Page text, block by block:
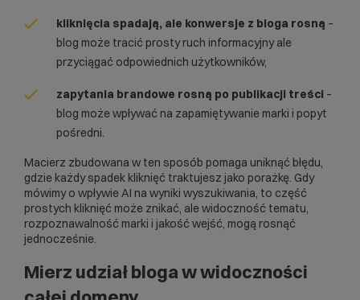
kliknięcia spadają, ale konwersje z bloga rosną –
blog może tracić prosty ruch informacyjny ale
przyciągać odpowiednich użytkowników,
zapytania brandowe rosną po publikacji treści –
blog może wpływać na zapamiętywanie marki i popyt
pośredni.
Macierz zbudowana w ten sposób pomaga uniknąć błędu,
gdzie każdy spadek kliknięć traktujesz jako porażkę. Gdy
mówimy o wpływie AI na wyniki wyszukiwania, to część
prostych kliknięć może znikać, ale widoczność tematu,
rozpoznawalność marki i jakość wejść, mogą rosnąć
jednocześnie.
Mierz udział bloga w widoczności